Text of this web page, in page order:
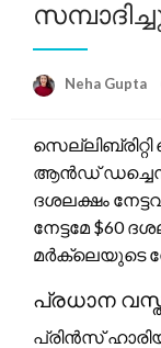
Neha Gupta
ആൻഡ്
ദശലക്ഷം
നേട്ടമേ $60
മർക്ലെയുടെ
പ്രധാന
പ്രിൻസ്